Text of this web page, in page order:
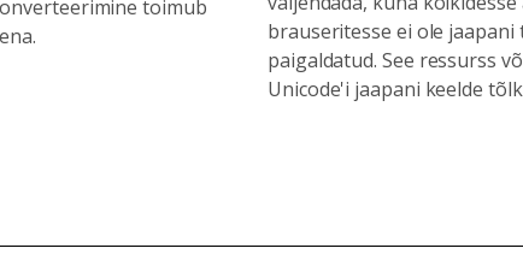
toimub
brauseritesse ei ole jaapani
paigaldatud. See ressurss
Unicode'i jaapani keelde